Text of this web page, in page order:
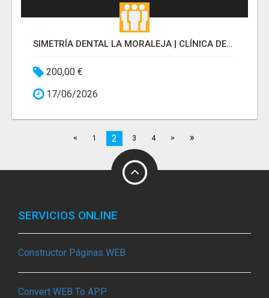
SIMETRÍA DENTAL LA MORALEJA | CLÍNICA DENTAL EN ALCOBENDAS
200,00 €
17/06/2026
< 1 2 3 4 > »
SERVICIOS ONLINE
Constructor Páginas WEB
Convert WEB To APP